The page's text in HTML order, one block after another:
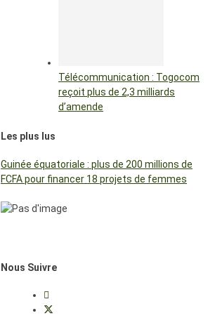
Télécommunication : Togocom
reçoit plus de 2,3 milliards
d’amende
Les plus lus
Guinée équatoriale : plus de 200 millions de
FCFA pour financer 18 projets de femmes
Nous Suivre